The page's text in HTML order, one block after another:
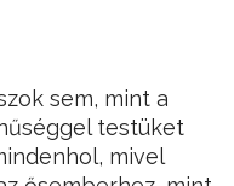
sem, mint a
testüket
mivel